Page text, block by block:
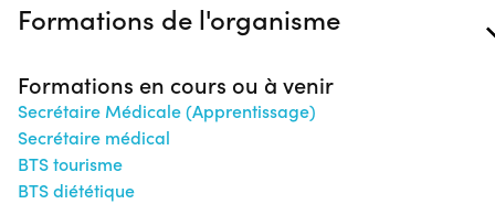
Formations de l'organisme
Formations en cours ou à venir
Secrétaire Médicale (Apprentissage)
Secrétaire médical
BTS tourisme
BTS diététique